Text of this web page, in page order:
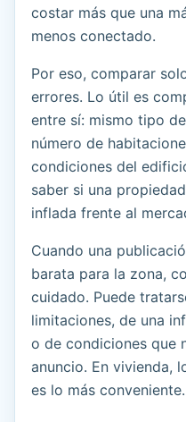
costar más que una
menos conectado.
Por eso, comparar
errores. Lo útil es
entre sí: mismo tipo
número de
condiciones del
saber si una
inflada frente al
Cuando una
barata para la zona,
cuidado. Puede
limitaciones, de una
o de condiciones que
anuncio. En vivienda,
es lo más conveniente.